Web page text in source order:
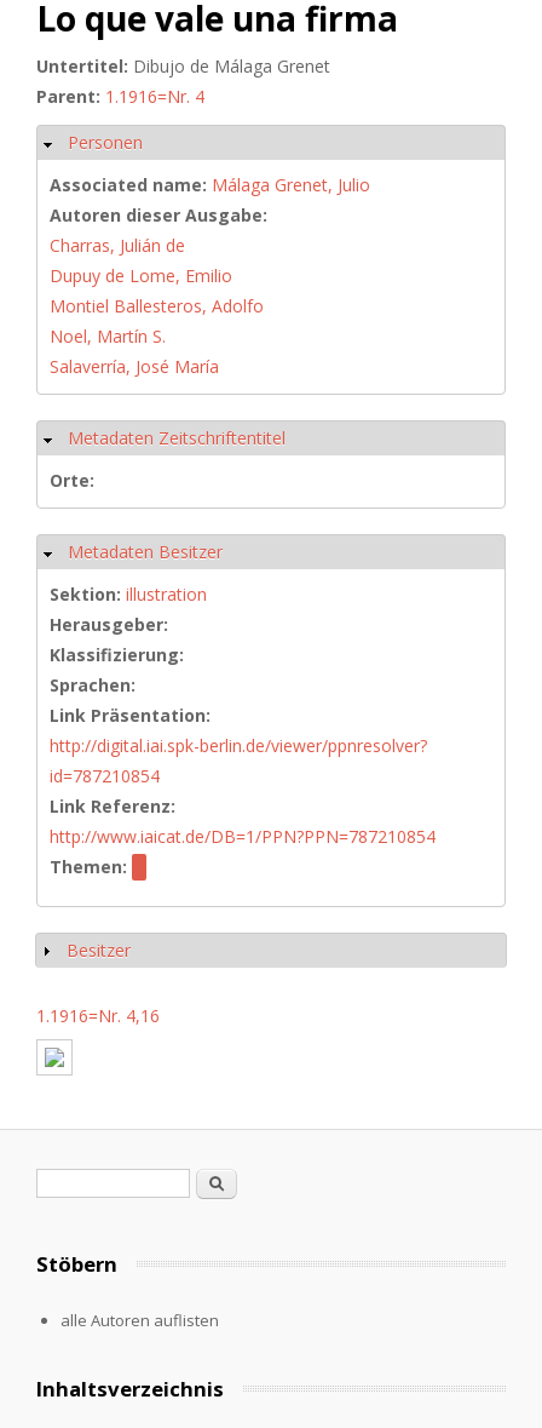
Lo que vale una firma
Untertitel: Dibujo de Málaga Grenet
Parent: 1.1916=Nr. 4
Hide
Personen
Associated name: Málaga Grenet, Julio
Autoren dieser Ausgabe:
Charras, Julián de
Dupuy de Lome, Emilio
Montiel Ballesteros, Adolfo
Noel, Martín S.
Salaverría, José María
Hide
Metadaten Zeitschriftentitel
Orte:
Hide
Metadaten Besitzer
Sektion: illustration
Herausgeber:
Klassifizierung:
Sprachen:
Link Präsentation:
http://digital.iai.spk-berlin.de/viewer/ppnresolver?
id=787210854
Link Referenz:
http://www.iaicat.de/DB=1/PPN?PPN=787210854
Themen:
Show
Besitzer
1.1916=Nr. 4,16
Search
Stöbern
alle Autoren auflisten
Inhaltsverzeichnis